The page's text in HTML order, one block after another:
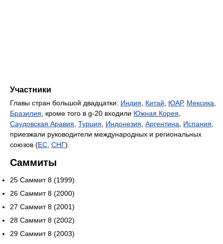
Участники
Главы стран большой двадцатки: Индия, Китай, ЮАР, Мексика,
Бразилия, кроме того в g-20 входили Южная Корея,
Саудовская Аравия, Турция, Индонезия, Аргентина, Испания,
приезжали руководители международных и региональных
союзов (ЕС, СНГ).
Саммиты
25 Саммит 8 (1999)
26 Саммит 8 (2000)
27 Саммит 8 (2001)
28 Саммит 8 (2002)
29 Саммит 8 (2003)